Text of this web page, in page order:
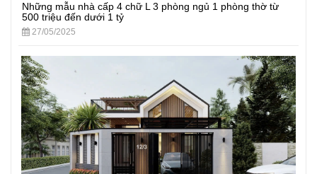
Những mẫu nhà cấp 4 chữ L 3 phòng ngủ 1 phòng thờ từ
500 triệu đến dưới 1 tỷ
27/05/2025